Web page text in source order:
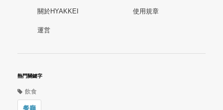
關於HYAKKEI 使用規章
運営
熱門關鍵字
飲食
餐廳